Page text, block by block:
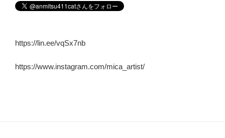
https://lin.ee/vqSx7nb
https://www.instagram.com/mica_artist/